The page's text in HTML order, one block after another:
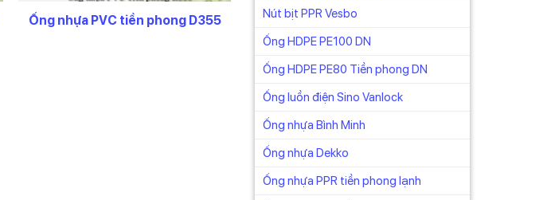
Nút bịt PPR Vesbo
Ống HDPE PE100 DN
Ống HDPE PE80 Tiền phong DN
Ống luồn điện Sino Vanlock
Ống nhựa Bình Minh
Ống nhựa Dekko
Ống nhựa PPR tiền phong lạnh
độ dày thành ống tại đây
Ống nhựa PVC tiền phong D355